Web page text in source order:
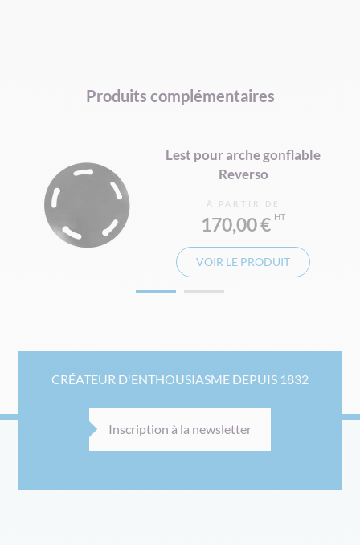
Produits complémentaires
Lest pour arche gonflable
Reverso
À PARTIR DE
170,00 €
VOIR LE PRODUIT
CRÉATEUR D'ENTHOUSIASME DEPUIS 1832
Inscription à la newsletter